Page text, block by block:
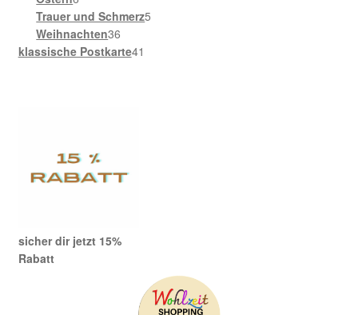
Produkte
Trauer und Schmerz5
Weihnachten36
Produkte
klassische Postkarte41
sicher dir jetzt 15%
Rabatt